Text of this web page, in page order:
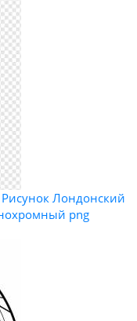
Рисунок Лондонский
png